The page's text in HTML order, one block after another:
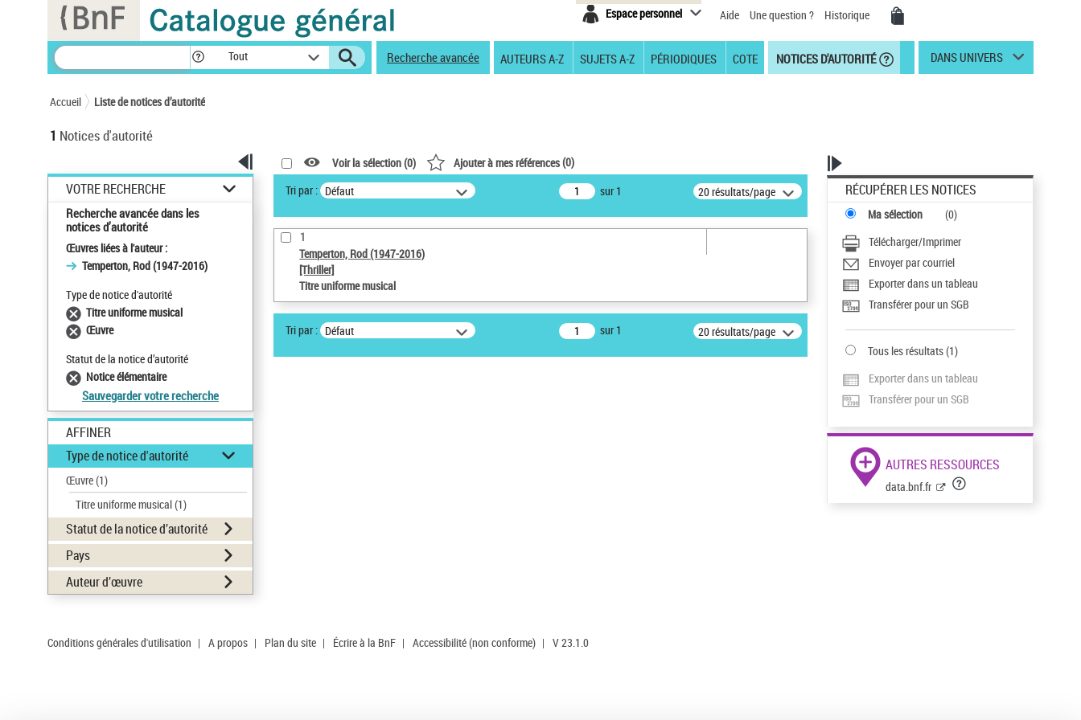
Espace personnel Aide Une question ? Historique
Tout Recherche avancée AUTEURS A-Z SUJETS A-Z PÉRIODIQUES COTE NOTICES D'AUTORITÉ DANS UNIVERS
Accueil Liste de notices d’autorité
1 Notices d'autorité
VOTRE RECHERCHE
Recherche avancée dans les
notices d’autorité
Œuvres liées à l'auteur :
Temperton, Rod (1947-2016)
Type de notice d'autorité
Titre uniforme musical
Œuvre
Statut de la notice d’autorité
Notice élémentaire
Sauvegarder votre recherche
AFFINER
Type de notice d'autorité
Œuvre(1)
Titre uniforme musical(1)
Statut de la notice d’autorité
Pays
Auteur d’œuvre
Voir la sélection (0) Ajouter à mes références(0)
Tri par : Défaut sur 1 20 résultats/page
1
Temperton, Rod (1947-2016)
[Thriller]
Titre uniforme musical
Tri par : Défaut sur 1 20 résultats/page
RÉCUPÉRER LES NOTICES
Ma sélection (0)
Télécharger/Imprimer
Envoyer par courriel
Exporter dans un tableau
Transférer pour un SGB
Tous les résultats(1)
Exporter dans un tableau
Transférer pour un SGB
AUTRES RESSOURCES
data.bnf.fr
Conditions générales d'utilisation | A propos | Plan du site | Écrire à la BnF | Accessibilité (non conforme) | V 23.1.0
Panneau de gestion des cookies